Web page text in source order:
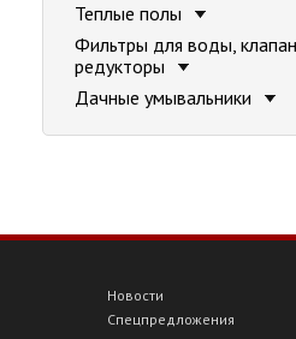
Теплые полы
Фильтры для воды,
редукторы
Дачные умывальники
Новости
Спецпредложения